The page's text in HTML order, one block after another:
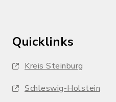
Quicklinks
Kreis Steinburg
Schleswig-Holstein